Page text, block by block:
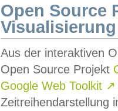
Open Source
Visualisierung
Aus der interaktiven
Open Source Projekt
Google Web Toolkit ↗
Zeitreihendarstellung